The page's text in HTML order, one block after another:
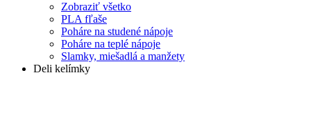
Zobraziť všetko
PLA fľaše
Poháre na studené nápoje
Poháre na teplé nápoje
Slamky, miešadlá a manžety
Deli kelímky